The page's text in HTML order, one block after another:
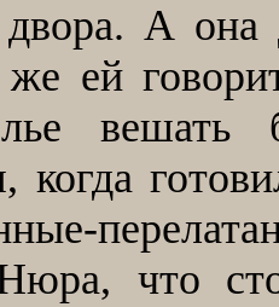
двора. А она
же ей
вешать
когда
что